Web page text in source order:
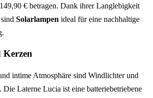
€ betragen. Dank ihrer Langlebigkeit
Solarlampen ideal für eine nachhaltige
intime Atmosphäre sind Windlichter und
Die Laterne Lucia ist eine batteriebetriebene